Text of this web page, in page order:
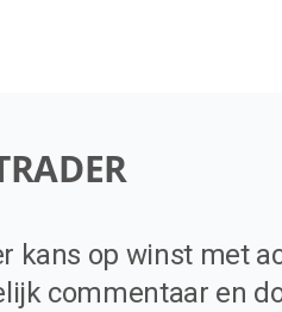
kans op winst met
commentaar en